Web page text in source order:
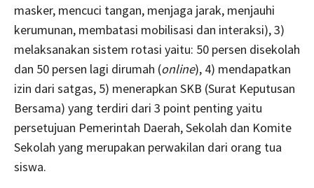
masker, mencuci tangan, menjaga jarak, menjauhi
kerumunan, membatasi mobilisasi dan interaksi), 3)
melaksanakan sistem rotasi yaitu: 50 persen disekolah
dan 50 persen lagi dirumah (online), 4) mendapatkan
izin dari satgas, 5) menerapkan SKB (Surat Keputusan
Bersama) yang terdiri dari 3 point penting yaitu
persetujuan Pemerintah Daerah, Sekolah dan Komite
Sekolah yang merupakan perwakilan dari orang tua
siswa.